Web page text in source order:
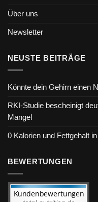
Über uns
Newsletter
NEUSTE BEITRÄGE
Könnte dein Gehirn einen
RKI-Studie bescheinigt
Mangel
0 Kalorien und Fettgehalt
BEWERTUNGEN